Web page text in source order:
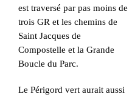
est traversé par pas moins de
trois GR et les chemins de
Saint Jacques de
Compostelle et la Grande
Boucle du Parc.
Le Périgord vert aurait aussi